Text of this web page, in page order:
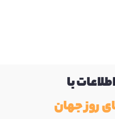
با
روز جهان